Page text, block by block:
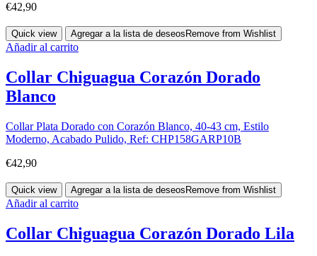
€42,90
Quick view Agregar a la lista de deseos Remove from Wishlist
Añadir al carrito
Collar Chiguagua Corazón Dorado
Blanco
Collar Plata Dorado con Corazón Blanco, 40-43 cm, Estilo
Moderno, Acabado Pulido, Ref: CHP158GARP10B
€42,90
Quick view Agregar a la lista de deseos Remove from Wishlist
Añadir al carrito
Collar Chiguagua Corazón Dorado Lila